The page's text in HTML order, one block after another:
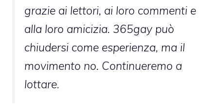
grazie ai lettori, ai loro commenti e
alla loro amicizia. 365gay può
chiudersi come esperienza, ma il
movimento no. Continueremo a
lottare.